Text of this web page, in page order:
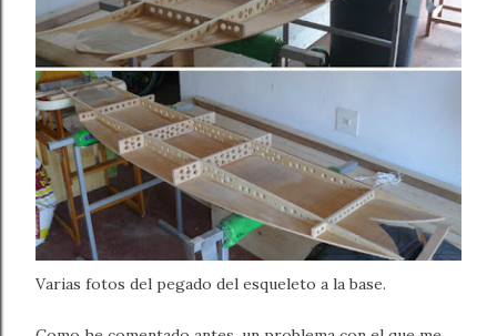
Varias fotos del pegado del esqueleto a la base.